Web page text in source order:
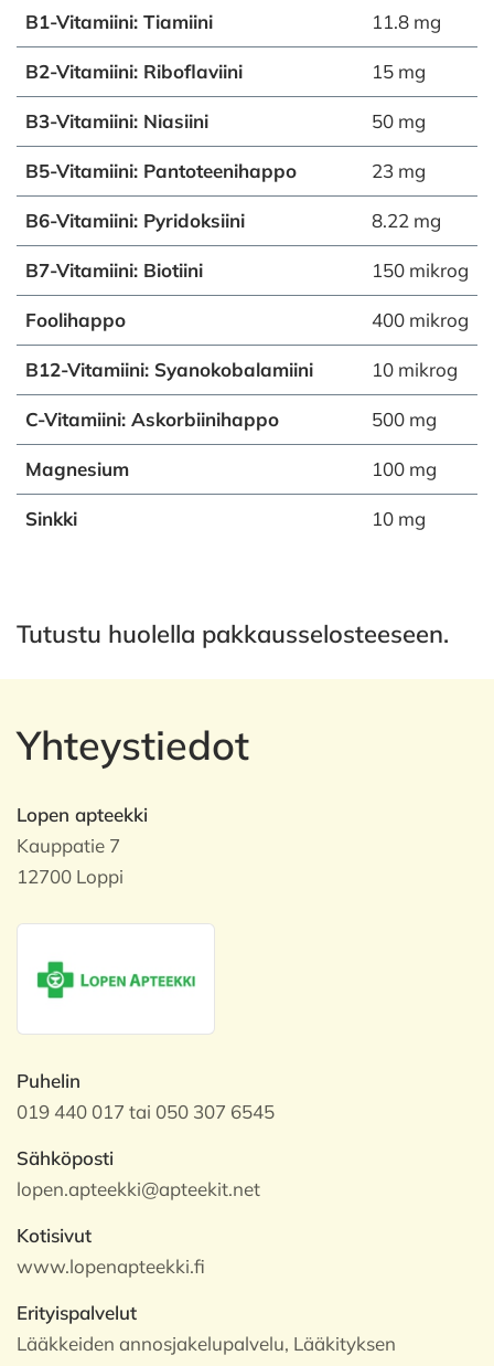
B1-Vitamiini: Tiamiini 11.8 mg
B2-Vitamiini: Riboflaviini 15 mg
B3-Vitamiini: Niasiini 50 mg
B5-Vitamiini: Pantoteenihappo 23 mg
B6-Vitamiini: Pyridoksiini 8.22 mg
B7-Vitamiini: Biotiini 150 mikrog
Foolihappo 400 mikrog
B12-Vitamiini: Syanokobalamiini 10 mikrog
C-Vitamiini: Askorbiinihappo 500 mg
Magnesium 100 mg
Sinkki 10 mg
Tutustu huolella pakkausselosteeseen.
Yhteystiedot
Lopen apteekki
Kauppatie 7
12700 Loppi
Puhelin
019 440 017 tai 050 307 6545
Sähköposti
lopen.apteekki@apteekit.net
Kotisivut
www.lopenapteekki.fi
Erityispalvelut
Lääkkeiden annosjakelupalvelu, Lääkityksen